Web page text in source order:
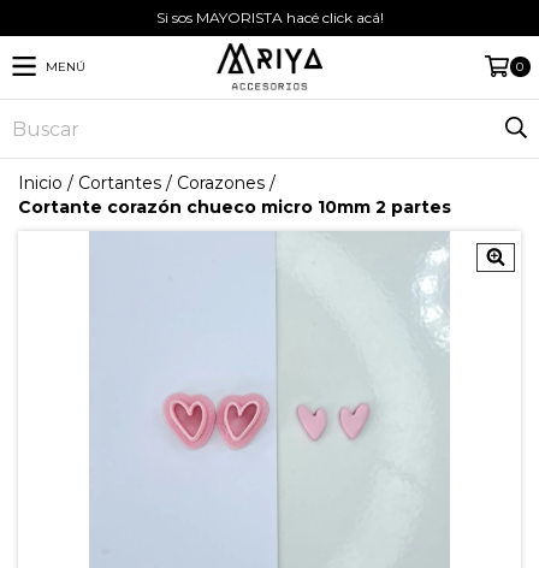
Si sos MAYORISTA hacé click acá!
MENÚ 0
Inicio / Cortantes / Corazones /
Cortante corazón chueco micro 10mm 2 partes